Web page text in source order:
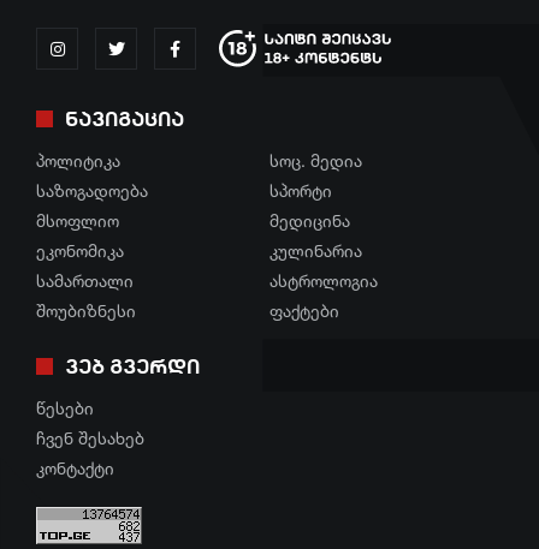
მედიცინა
კულინარია
ასტროლოგია
ფაქტები
სოც. მედია
სპორტი
მსოფლიო
ეკონომიკა
სამართალი
რჩევები
ინტერვიუ
შოუბიზნესი
მედიცინა
ნავიგაცია
პოლიტიკა
საზოგადოება
მსოფლიო
ეკონომიკა
სამართალი
შოუბიზნესი
სოც. მედია
სპორტი
მედიცინა
კულინარია
ასტროლოგია
ფაქტები
ვებ გვერდი
წესები
ჩვენ შესახებ
კონტაქტი